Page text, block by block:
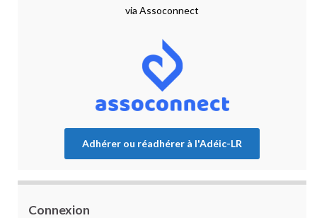
via Assoconnect
Adhérer ou réadhérer à l'Adéic-LR
Connexion